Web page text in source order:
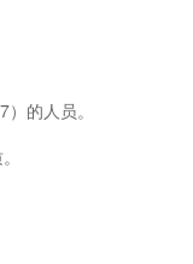
的人员。